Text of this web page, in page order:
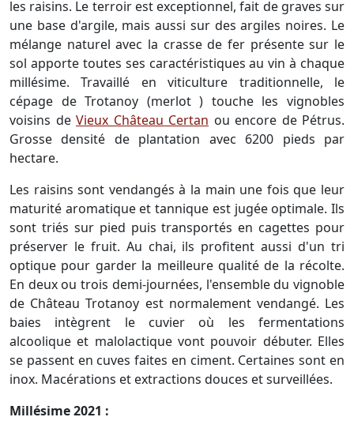
les raisins. Le terroir est exceptionnel, fait de graves sur
une base d'argile, mais aussi sur des argiles noires. Le
mélange naturel avec la crasse de fer présente sur le
sol apporte toutes ses caractéristiques au vin à chaque
millésime. Travaillé en viticulture traditionnelle, le
cépage de Trotanoy (merlot ) touche les vignobles
voisins de Vieux Château Certan ou encore de Pétrus.
Grosse densité de plantation avec 6200 pieds par
hectare.
Les raisins sont vendangés à la main une fois que leur
maturité aromatique et tannique est jugée optimale. Ils
sont triés sur pied puis transportés en cagettes pour
préserver le fruit. Au chai, ils profitent aussi d'un tri
optique pour garder la meilleure qualité de la récolte.
En deux ou trois demi-journées, l'ensemble du vignoble
de Château Trotanoy est normalement vendangé. Les
baies intègrent le cuvier où les fermentations
alcoolique et malolactique vont pouvoir débuter. Elles
se passent en cuves faites en ciment. Certaines sont en
inox. Macérations et extractions douces et surveillées.
Millésime 2021 :